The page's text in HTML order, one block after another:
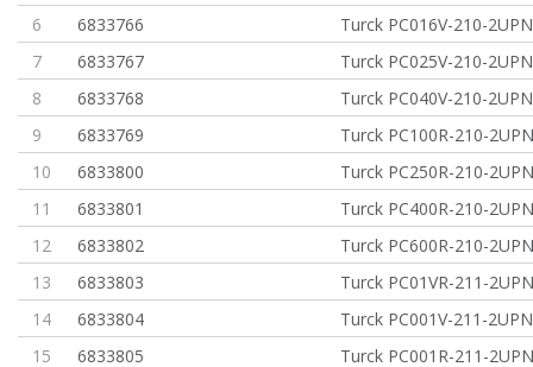
6
6833766
Turck PC016V-210-
7
6833767
Turck PC025V-210-
8
6833768
Turck PC040V-210-
9
6833769
Turck PC100R-210-
10
6833800
Turck PC250R-210-
11
6833801
Turck PC400R-210-
12
6833802
Turck PC600R-210-
13
6833803
Turck PC01VR-211-
14
6833804
Turck PC001V-211-
15
6833805
Turck PC001R-211-